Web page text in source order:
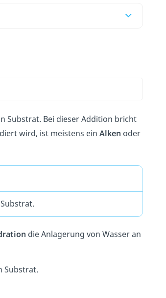
Substrat. Bei dieser Addition bricht
wird, ist meistens ein Alken oder
die Anlagerung von Wasser an
Substrat.